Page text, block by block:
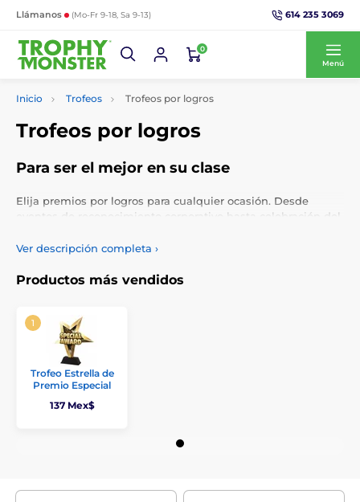
Llámanos (Mo-Fr 9-18, Sa 9-13) 614 235 3069
0
Menú
Inicio Trofeos Trofeos por logros
Trofeos por logros
Para ser el mejor en su clase
Elija premios por logros para cualquier ocasión. Desde
eventos de reconocimiento corporativo hasta celebración del
réplicas de trofeos favoritos, estatuillas y más, con inserción
Ver descripción completa ›
Productos más vendidos
Trofeo Estrella de
Premio Especial
137 Mex$